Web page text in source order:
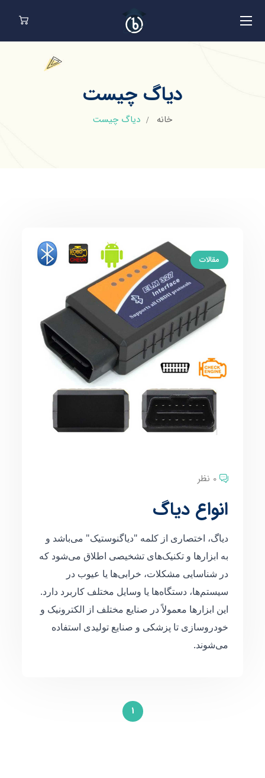
دیاگ چیست
خانه دیاگ چیست
مقالات
0 نظر
انواع دیاگ
دیاگ، اختصاری از کلمه "دیاگنوستیک" می‌باشد و
به ابزارها و تکنیک‌های تشخیصی اطلاق می‌شود که
در شناسایی مشکلات، خرابی‌ها یا عیوب در
سیستم‌ها، دستگاه‌ها یا وسایل مختلف کاربرد دارد.
این ابزارها معمولاً در صنایع مختلف از الکترونیک و
خودروسازی تا پزشکی و صنایع تولیدی استفاده
می‌شوند.
1